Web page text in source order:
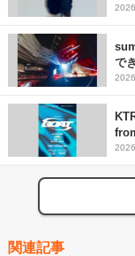
で
た
関連記事